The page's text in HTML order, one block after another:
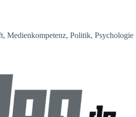
, Medienkompetenz, Politik, Psychologie